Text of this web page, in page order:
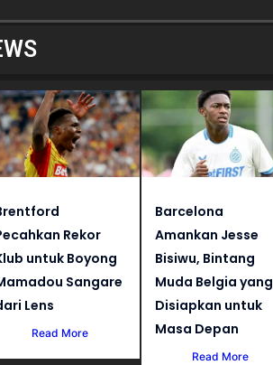
Rekor
untuk Boyong
Sangare
Lens
Read More
Barcelona
Amankan Jesse
Bisiwu, Bintang
Muda Belgia yang
Disiapkan untuk
Masa Depan
Read More